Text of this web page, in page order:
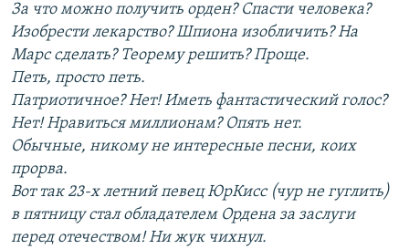
За что можно получить орден? Спасти человека?
Изобрести лекарство? Шпиона изобличить? На
Марс сделать? Теорему решить? Проще.
Петь, просто петь.
Патриотичное? Нет! Иметь фантастический голос?
Нет! Нравиться миллионам? Опять нет.
Обычные, никому не интересные песни, коих
прорва.
Вот так 23-х летний певец ЮрКисс (чур не гуглить)
в пятницу стал обладателем Ордена за заслуги
перед отечеством! Ни жук чихнул.